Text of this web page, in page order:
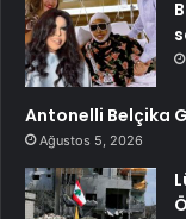
Antonelli Belçika
Ağustos 5, 2026